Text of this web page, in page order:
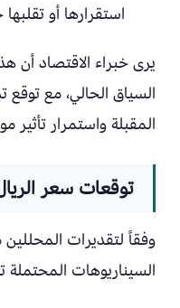
استقرارها أو
يرى خبراء الاقتصاد أن
السياق الحالي، مع
المقبلة واستمرار
توقعات سعر
وفقاً لتقديرات
السيناريوهات